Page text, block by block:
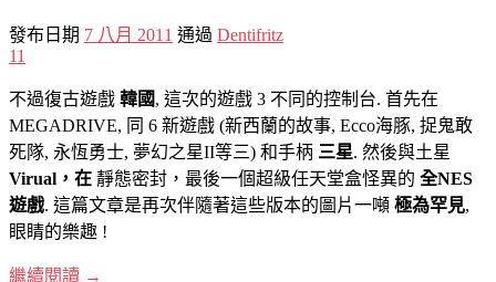
發布日期 7 八月 2011 通過 Dentifritz
11
不過復古遊戲 韓國, 這次的遊戲 3 不同的控制台. 首先在
MEGADRIVE, 同 6 新遊戲 (新西蘭的故事, Ecco海豚, 捉鬼敢
死隊, 永恆勇士, 夢幻之星II等三) 和手柄 三星. 然後與土星
Virual，在 靜態密封，最後一個超級任天堂盒怪異的 全NES
遊戲. 這篇文章是再次伴隨著這些版本的圖片一噸 極為罕見,
眼睛的樂趣 !
繼續閱讀 →